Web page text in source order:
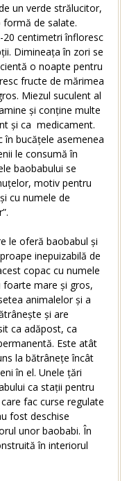
un verde strălucitor,
formă de salate.
20 centimetri înfloresc
Dimineața în zori se
o noapte pentru
fructe de mărimea
Miezul suculent al
și conține multe
și ca medicament.
în bucățele asemenea
le consumă în
baobabului se
motiv pentru
cu numele de
le oferă baobabul și
inepuizabilă de
copac cu numele
foarte mare și gros,
animalelor și a
și are
ca adăpost, ca
Este atât
la bătrânețe încât
în el. Unele țări
ca stații pentru
fac curse regulate
fost deschise
unor baobabi. În
în interiorul